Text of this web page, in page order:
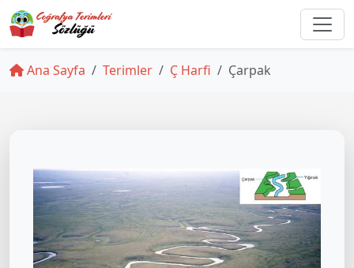
Ana Sayfa Terimler Ç Harfi Çarpak